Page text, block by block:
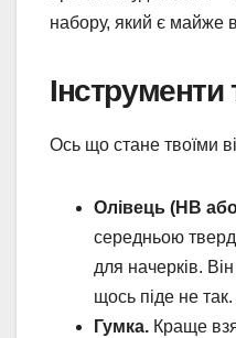
набору, який є майже
Інструменти
Ось що стане твоїми
Олівець (HB
середньою
для начерків.
щось піде не так.
Гумка. Краще